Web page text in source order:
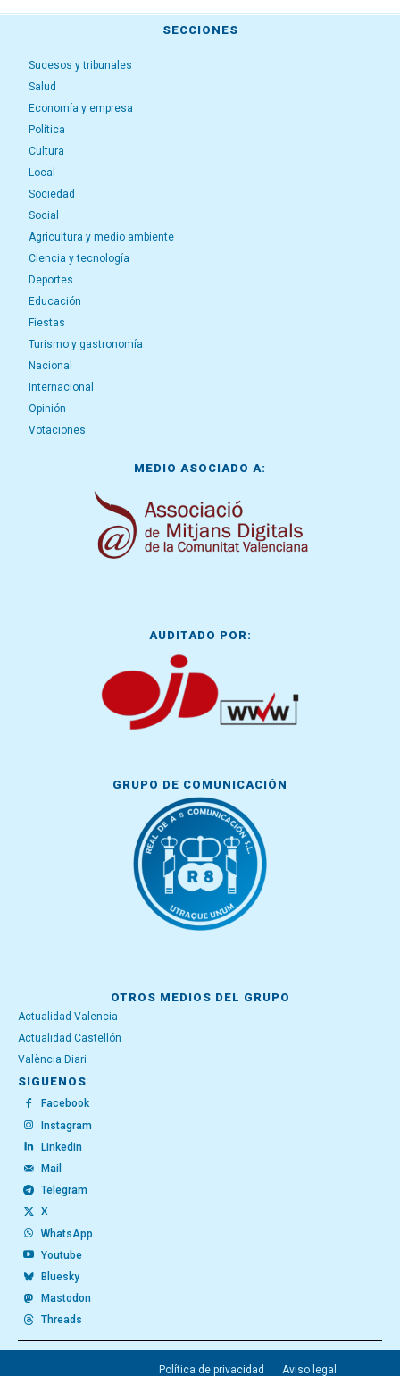
SECCIONES
Sucesos y tribunales
Salud
Economía y empresa
Política
Cultura
Local
Sociedad
Social
Agricultura y medio ambiente
Ciencia y tecnología
Deportes
Educación
Fiestas
Turismo y gastronomía
Nacional
Internacional
Opinión
Votaciones
MEDIO ASOCIADO A:
AUDITADO POR:
GRUPO DE COMUNICACIÓN
OTROS MEDIOS DEL GRUPO
Actualidad Valencia
Actualidad Castellón
València Diari
SÍGUENOS
Facebook
Instagram
Linkedin
Mail
Telegram
X
WhatsApp
Youtube
Bluesky
Mastodon
Threads
Política de privacidad Aviso legal